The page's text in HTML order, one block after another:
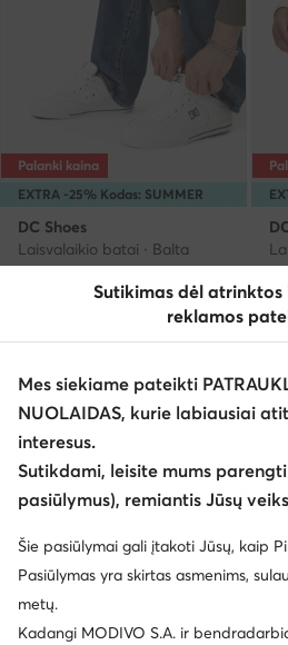
EXTRA -25% Kodas: SUMMER
Palanki kaina
DC Shoes
Laisvalaikio batai · Balta
Mažiausia kaina49,99 €
EXTRA -25% Kodas: SUMMER
Palanki kaina
Sutikimas dėl
reklamos
Mes siekiame pateikti
NUOLAIDAS, kurie labiausiai
interesus.
Sutikdami, leisite mums
pasiūlymus), remiantis Jūsų
Šie pasiūlymai gali įtakoti Jūsų, kaip
Pasiūlymas yra skirtas asmenims,
metų.
Kadangi MODIVO S.A. ir